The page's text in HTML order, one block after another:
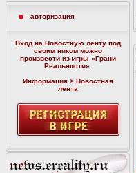
авторизация
Вход на Новостную ленту под
своим ником можно
произвести из игры «Грани
Реальности».
Информация > Новостная
лента